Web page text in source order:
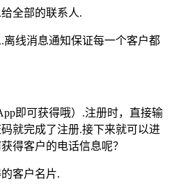
全部的联系人.
线消息通知保证每一个客户都
即可获得哦）.注册时，直接输
就完成了注册.接下来就可以进
得客户的电话信息呢？
客户名片.